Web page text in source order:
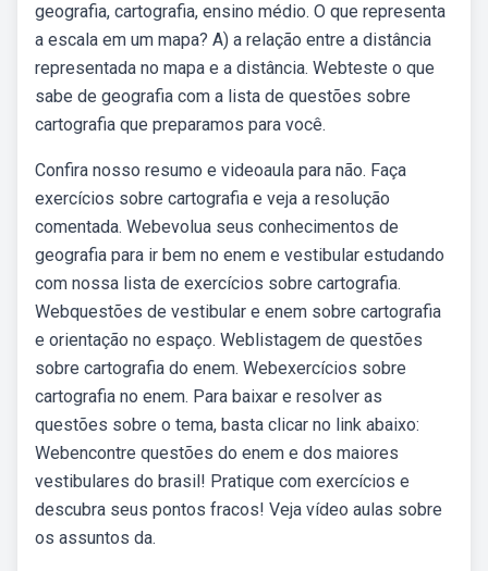
geografia, cartografia, ensino médio. O que representa
a escala em um mapa? A) a relação entre a distância
representada no mapa e a distância. Webteste o que
sabe de geografia com a lista de questões sobre
cartografia que preparamos para você.
Confira nosso resumo e videoaula para não. Faça
exercícios sobre cartografia e veja a resolução
comentada. Webevolua seus conhecimentos de
geografia para ir bem no enem e vestibular estudando
com nossa lista de exercícios sobre cartografia.
Webquestões de vestibular e enem sobre cartografia
e orientação no espaço. Weblistagem de questões
sobre cartografia do enem. Webexercícios sobre
cartografia no enem. Para baixar e resolver as
questões sobre o tema, basta clicar no link abaixo:
Webencontre questões do enem e dos maiores
vestibulares do brasil! Pratique com exercícios e
descubra seus pontos fracos! Veja vídeo aulas sobre
os assuntos da.